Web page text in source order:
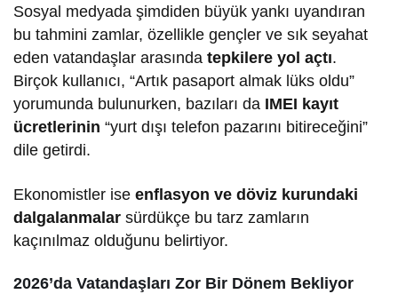
Sosyal medyada şimdiden büyük yankı uyandıran
bu tahmini zamlar, özellikle gençler ve sık seyahat
eden vatandaşlar arasındatepkilere yol açtı.
Birçok kullanıcı, “Artık pasaport almak lüks oldu”
yorumunda bulunurken, bazıları da IMEI kayıt
ücretlerinin “yurt dışı telefon pazarını bitireceğini”
dile getirdi.
Ekonomistler iseenflasyon ve döviz kurundaki
dalgalanmalar sürdükçe bu tarz zamların
kaçınılmaz olduğunu belirtiyor.
2026’da Vatandaşları Zor Bir Dönem Bekliyor